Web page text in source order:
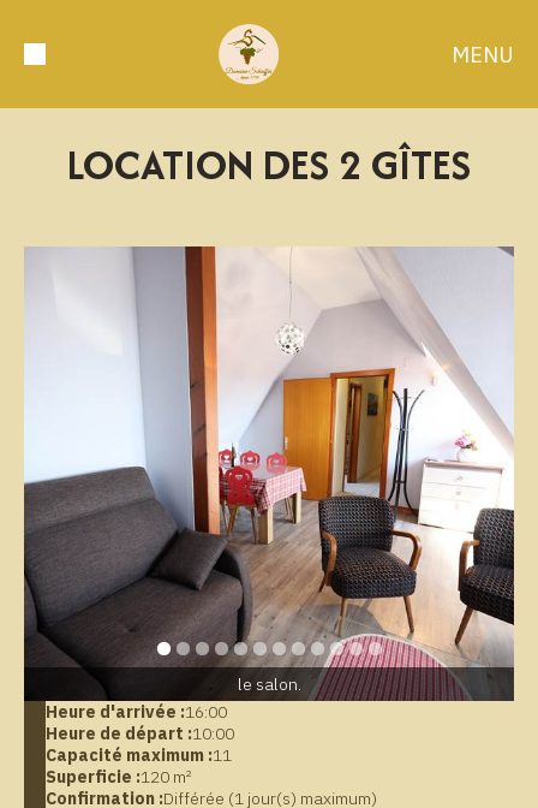
MENU
LOCATION DES 2 GÎTES
le salon.
Heure d'arrivée :16:00
Heure de départ :10:00
Capacité maximum :11
Superficie :120 m²
Confirmation :Différée (1 jour(s) maximum)